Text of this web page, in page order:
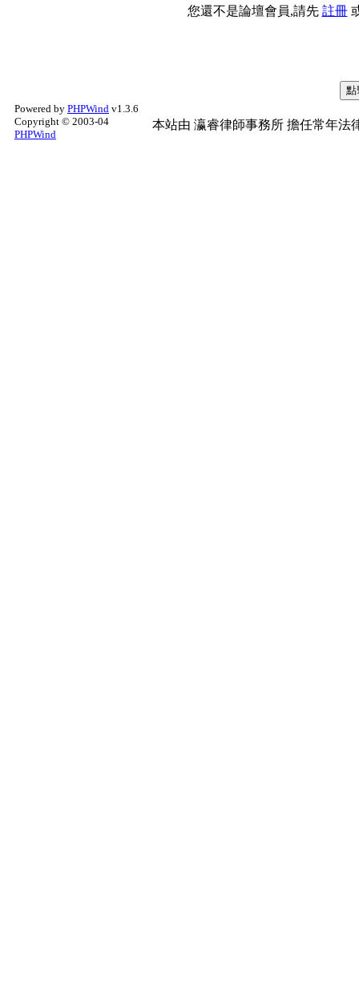
您還不是論壇會員,請先 註冊
Powered by PHPWind v1.3.6
Copyright © 2003-04
PHPWind
本站由 瀛睿律師事務所 擔任常年法